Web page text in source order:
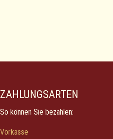
ZAHLUNGSARTEN
So können Sie bezahlen:
Vorkasse